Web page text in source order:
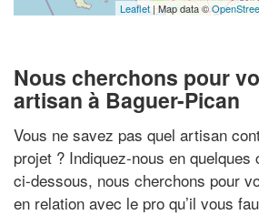
Leaflet| Map data ©
Nous cherchons pour
artisan à Baguer-Pican
Vous ne savez pas quel artisan
projet ? Indiquez-nous en
ci-dessous, nous cherchons pour
en relation avec le pro qu’il vous